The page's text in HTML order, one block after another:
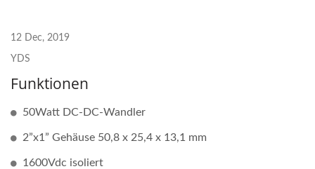
12 Dec, 2019
YDS
Funktionen
50Watt DC-DC-Wandler
2”x1” Gehäuse 50,8 x 25,4 x 13,1 mm
1600Vdc isoliert